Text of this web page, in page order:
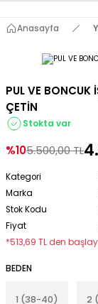
Anasayfa
PUL VE BONCUK
ÇETİN
Stokta var
%105.500,00 TL
Kategori
Marka
Stok Kodu
Fiyat
*513,69 TL den
BEDEN
1 (38-40) 2